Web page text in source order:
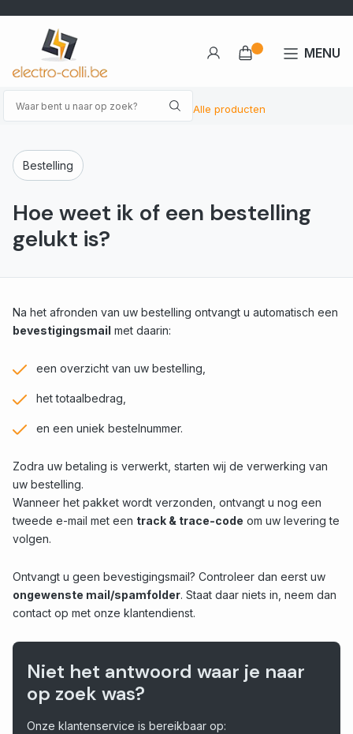
Alle producten
MENU
Bestelling
Hoe weet ik of een bestelling
gelukt is?
Na het afronden van uw bestelling ontvangt u automatisch een
bevestigingsmail met daarin:
een overzicht van uw bestelling,
het totaalbedrag,
en een uniek bestelnummer.
Zodra uw betaling is verwerkt, starten wij de verwerking van
uw bestelling.
Wanneer het pakket wordt verzonden, ontvangt u nog een
tweede e-mail met een track & trace-code om uw levering te
volgen.
Ontvangt u geen bevestigingsmail? Controleer dan eerst uw
ongewenste mail/spamfolder. Staat daar niets in, neem dan
contact op met onze klantendienst.
Niet het antwoord waar je naar
op zoek was?
Onze klantenservice is bereikbaar op: